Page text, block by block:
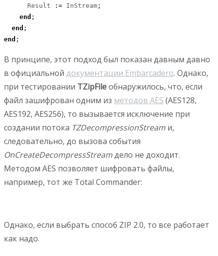
      Result
: = InStream ;
end ;
end ;
end ;
В принципе, этот подход был показан давным давно
в официальной документации Embarcadero. Однако,
при тестировании TZipFileобнаружилось, что, если
файл зашифрован одним из методов AES (AES128,
AES192, AES256), то вызывается исключение при
создании потока TZDecompressionStream и,
следовательно, до вызова события
OnCreateDecompressStreamдело не доходит.
Методом AES позволяет шифровать файлы,
например, тот же Total Commander:
Однако, если выбрать способ ZIP 2.0, то все работает
как надо.